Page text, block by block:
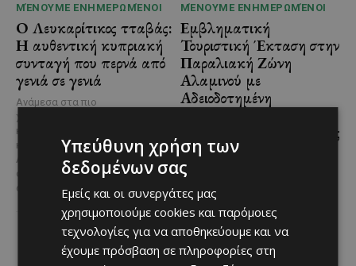
ΜΈΝΟΥΜΕ ΕΝΗΜΕΡΩΜΈΝΟΙ
Ο Λευκαρίτικος τταβάς:
Η αυθεντική κυπριακή
συνταγή που περνά από
γενιά σε γενιά
Ανάμεσα στα πιο
χαρακτηριστικά φαγητά της
κυπριακής παραδοσιακής
κουζίνας ξεχωρίζει ο
Λευκαρίτικος τταβάς, ένα
φαγητό που συνδέεται
άρρηκτα...
ΜΈΝΟΥΜΕ ΕΝΗΜΕΡΩΜΈΝΟΙ
Εμβληματική
Τουριστική Έκταση στην
Παραλιακή Ζώνη
Αλαμινού με
Αδειοδοτημένη
και Πανοραμική Θέα της
Θάλασσας
Μια εξαιρετικά σπάνια
παρουσιάζεται στην παραλιακή
περιοχή του Αλαμινού, στην
επαρχία Λάρνακας. Πρόκειται
για τρία συνεχόμενα...
Υπεύθυνη χρήση των
δεδομένων σας
Εμείς και οι συνεργάτες μας
χρησιμοποιούμε cookies και παρόμοιες
τεχνολογίες για να αποθηκεύουμε και να
έχουμε πρόσβαση σε πληροφορίες στη